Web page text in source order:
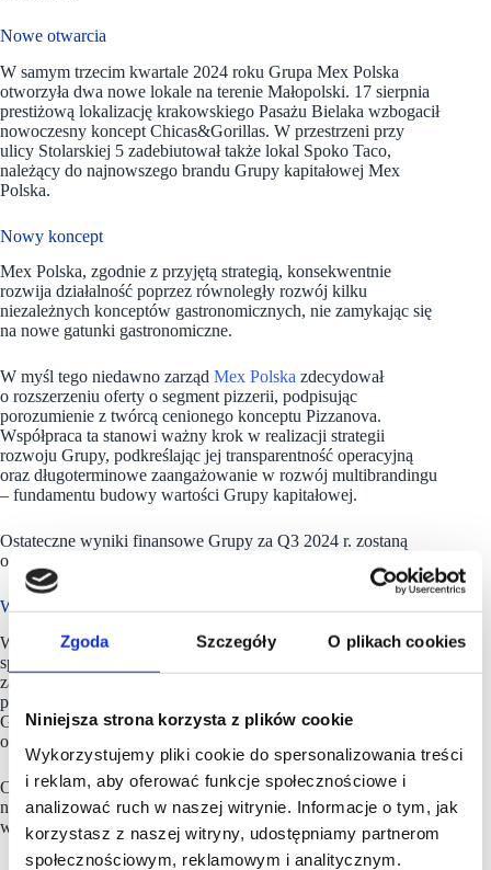
Zgoda Szczegóły O plikach cookies
Niniejsza strona korzysta z plików cookie
Wykorzystujemy pliki cookie do spersonalizowania treści
i reklam, aby oferować funkcje społecznościowe i
analizować ruch w naszej witrynie. Informacje o tym, jak
korzystasz z naszej witryny, udostępniamy partnerom
społecznościowym, reklamowym i analitycznym.
Nowe otwarcia
W samym trzecim kwartale 2024 roku Grupa Mex Polska
otworzyła dwa nowe lokale na terenie Małopolski. 17 sierpnia
prestiżową lokalizację krakowskiego Pasażu Bielaka wzbogacił
nowoczesny koncept Chicas&Gorillas. W przestrzeni przy
ulicy Stolarskiej 5 zadebiutował także lokal Spoko Taco,
należący do najnowszego brandu Grupy kapitałowej Mex
Polska.
Nowy koncept
Mex Polska, zgodnie z przyjętą strategią, konsekwentnie
rozwija działalność poprzez równoległy rozwój kilku
niezależnych konceptów gastronomicznych, nie zamykając się
na nowe gatunki gastronomiczne.
W myśl tego niedawno zarząd Mex Polska zdecydował
o rozszerzeniu oferty o segment pizzerii, podpisując
porozumienie z twórcą cenionego konceptu Pizzanova.
Współpraca ta stanowi ważny krok w realizacji strategii
rozwoju Grupy, podkreślając jej transparentność operacyjną
oraz długoterminowe zaangażowanie w rozwój multibrandingu
– fundamentu budowy wartości Grupy kapitałowej.
Ostateczne wyniki finansowe Grupy za Q3 2024 r. zostaną
opublikowane 27 listopada.
W portfolio z 53. lokalami
W skład Grupy Kapitałowej Mex Polska wchodzi kilkadziesiąt
spółek powiązanych organizacyjnie i kapitałowo. Grupa
zarządza 53 lokalami gastronomicznymi. Rozwój sieci
placówek gastronomicznych pochodzi ze środków własnych
Grupy, kredytów oraz środków finansowych
od franczyzobiorców w ramach umów franczyzowych.
Od 2012 roku spółkaMex Polska S.A.jest notowana
na Głównym Rynku Giełdy Papierów Wartościowych (GPW)
w Warszawie.